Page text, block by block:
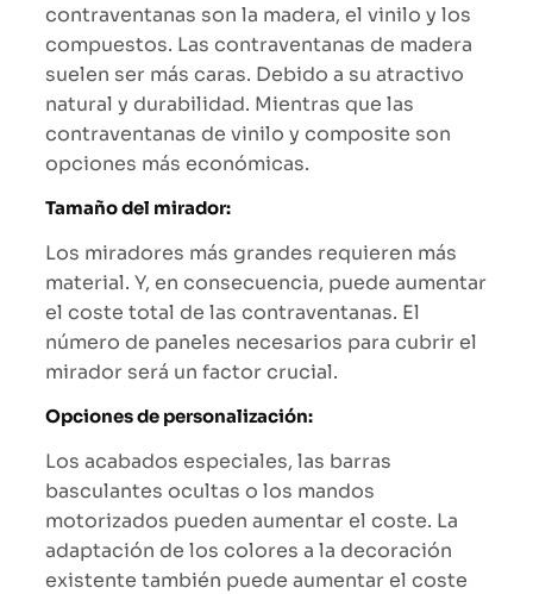
contraventanas son la madera, el vinilo y los
compuestos. Las contraventanas de madera
suelen ser más caras. Debido a su atractivo
natural y durabilidad. Mientras que las
contraventanas de vinilo y composite son
opciones más económicas.
Tamaño del mirador:
Los miradores más grandes requieren más
material. Y, en consecuencia, puede aumentar
el coste total de las contraventanas. El
número de paneles necesarios para cubrir el
mirador será un factor crucial.
Opciones de personalización:
Los acabados especiales, las barras
basculantes ocultas o los mandos
motorizados pueden aumentar el coste. La
adaptación de los colores a la decoración
existente también puede aumentar el coste